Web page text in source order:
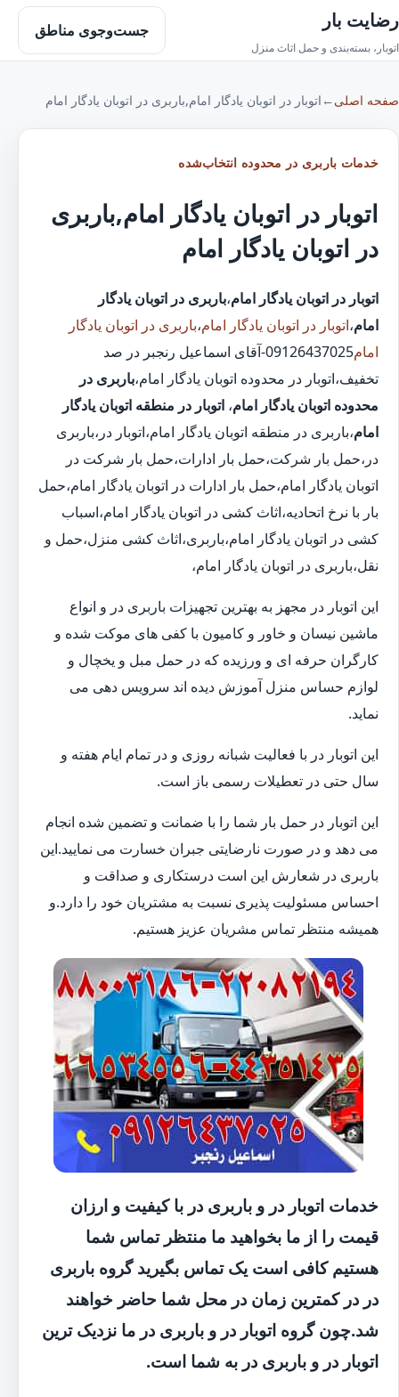
رضایت بار
اتوبار، بسته‌بندی و حمل اثاث منزل
جست‌وجوی مناطق
صفحه اصلی ← اتوبار در اتوبان یادگار امام,باربری در اتوبان یادگار امام
خدمات باربری در محدوده انتخاب‌شده
اتوبار در اتوبان یادگار امام,باربری
در اتوبان یادگار امام
اتوبار در اتوبان یادگار امام،باربری در اتوبان یادگار
امام،اتوبار در اتوبان یادگار امام،باربری در اتوبان یادگار
امام
09126437025-آقای اسماعیل رنجبر در صد
تخفیف،اتوبار در محدوده اتوبان یادگار امام،باربری در
محدوده اتوبان یادگار امام، اتوبار در منطقه اتوبان یادگار
امام،باربری در منطقه اتوبان یادگار امام،اتوبار در،باربری
در،حمل بار شرکت،حمل بار ادارات،حمل بار شرکت در
اتوبان یادگار امام،حمل بار ادارات در اتوبان یادگار امام،حمل
بار با نرخ اتحادیه،اثاث کشی در اتوبان یادگار امام،اسباب
کشی در اتوبان یادگار امام،باربری،اثاث کشی منزل،حمل و
نقل،باربری در اتوبان یادگار امام،
این اتوبار در مجهز به بهترین تجهیزات باربری در و انواع
ماشین نیسان و خاور و کامیون با کفی های موکت شده و
کارگران حرفه ای و ورزیده که در حمل مبل و یخچال و
لوازم حساس منزل آموزش دیده اند سرویس دهی می
نماید.
این اتوبار در با فعالیت شبانه روزی و در تمام ایام هفته و
سال حتی در تعطیلات رسمی باز است.
این اتوبار در حمل بار شما را با ضمانت و تضمین شده انجام
می دهد و در صورت نارضایتی جبران خسارت می نمایید.این
باربری در شعارش این است درستکاری و صداقت و
احساس مسئولیت پذیری نسبت به مشتریان خود را دارد.و
همیشه منتظر تماس مشریان عزیز هستیم.
خدمات اتوبار در و باربری در با کیفیت و ارزان
قیمت را از ما بخواهید ما منتظر تماس شما
هستیم کافی است یک تماس بگیرید گروه باربری
در در کمترین زمان در محل شما حاضر خواهند
شد.چون گروه اتوبار در و باربری در ما نزدیک ترین
اتوبار در و باربری در به شما است.